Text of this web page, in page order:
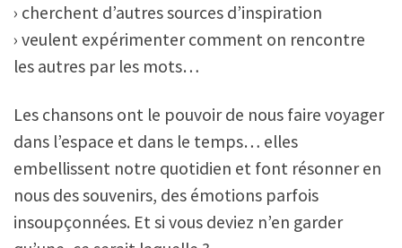
› cherchent d’autres sources d’inspiration
› veulent expérimenter comment on rencontre
les autres par les mots…
Les chansons ont le pouvoir de nous faire voyager
dans l’espace et dans le temps… elles
embellissent notre quotidien et font résonner en
nous des souvenirs, des émotions parfois
insoupçonnées. Et si vous deviez n’en garder